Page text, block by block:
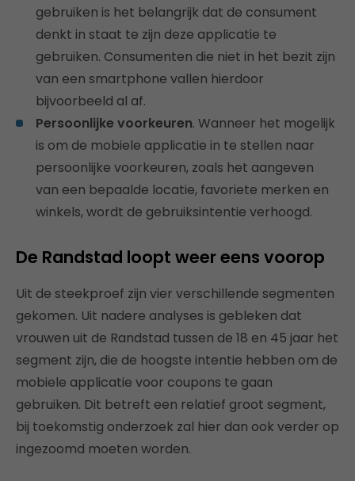
gebruiken is het belangrijk dat de consument
denkt in staat te zijn deze applicatie te
gebruiken. Consumenten die niet in het bezit zijn
van een smartphone vallen hierdoor
bijvoorbeeld al af.
Persoonlijke voorkeuren. Wanneer het mogelijk
is om de mobiele applicatie in te stellen naar
persoonlijke voorkeuren, zoals het aangeven
van een bepaalde locatie, favoriete merken en
winkels, wordt de gebruiksintentie verhoogd.
De Randstad loopt weer eens voorop
Uit de steekproef zijn vier verschillende segmenten
gekomen. Uit nadere analyses is gebleken dat
vrouwen uit de Randstad tussen de 18 en 45 jaar het
segment zijn, die de hoogste intentie hebben om de
mobiele applicatie voor coupons te gaan
gebruiken. Dit betreft een relatief groot segment,
bij toekomstig onderzoek zal hier dan ook verder op
ingezoomd moeten worden.